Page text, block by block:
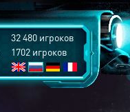
32 480 игроков
1702 игроков